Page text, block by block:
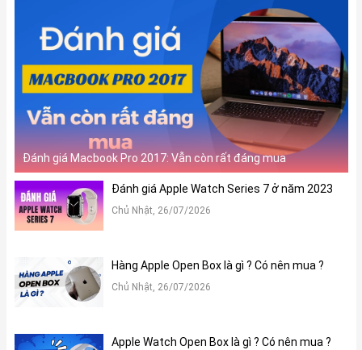
Đánh giá Macbook Pro 2017: Vẫn còn rất đáng mua
Đánh giá Apple Watch Series 7 ở năm 2023
Chủ Nhật, 26/07/2026
Hàng Apple Open Box là gì ? Có nên mua ?
Chủ Nhật, 26/07/2026
Apple Watch Open Box là gì ? Có nên mua ?